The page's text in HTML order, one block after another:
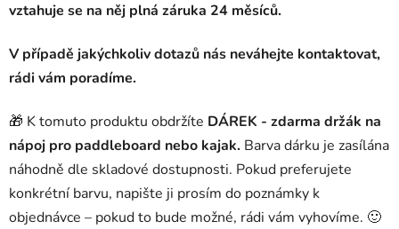
vztahuje se na něj plná záruka 24 měsíců.
V případě jakýchkoliv dotazů nás neváhejte kontaktovat,
rádi vám poradíme.
🎁 K tomuto produktu obdržíte DÁREK - zdarma držák na
nápoj pro paddleboard nebo kajak. Barva dárku je zasílána
náhodně dle skladové dostupnosti. Pokud preferujete
konkrétní barvu, napište ji prosím do poznámky k
objednávce – pokud to bude možné, rádi vám vyhovíme. 🙂